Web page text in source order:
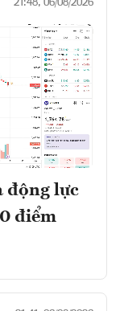
21:48, 06/08/2026
động lực
điểm